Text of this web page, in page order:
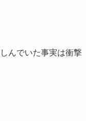
んでいた事実は衝撃